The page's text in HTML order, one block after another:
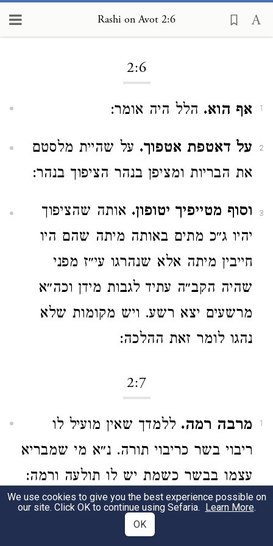
Rashi on Avot 2:6
2:6
1 אף הוא. הלל היה אומר:
2 על דאטפת אטפוך. על שהיית מלסטם
את הבריות ומציפן בנהר הציפוך בנהר:
3 וסוף מטייפיך יטופון. אותה שהציפוך
יהיו ג״כ מתים באותה מיתה שהם היו
חייבין מיתה אלא שנהרגו עי״ז מפני
שהיה הקב״ה עתיד לגבות מידן וכה״א
מרשעים יצא רשע. ויש מקומות שלא
נהגו לומר זאת ההלכה:
2:7
1 מרבה רמה. ללמדך שאין מועיל לו
ריבוי בשר כריבוי תורה. נ״א מי שמבריא
עצמו בבשר כשמת יש לו תולעה ורמה:
מרבה דאגה.שמא יאנסו נכסיו ממנו:
We use cookies to give you the best experience possible on
our site. Click OK to continue using Sefaria. Learn More.
OK